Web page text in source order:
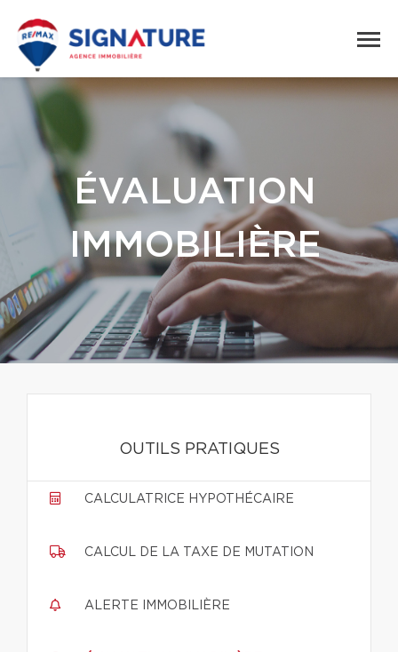
ÉVALUATION
IMMOBILIÈRE
OUTILS PRATIQUES
CALCULATRICE HYPOTHÉCAIRE
CALCUL DE LA TAXE DE MUTATION
ALERTE IMMOBILIÈRE